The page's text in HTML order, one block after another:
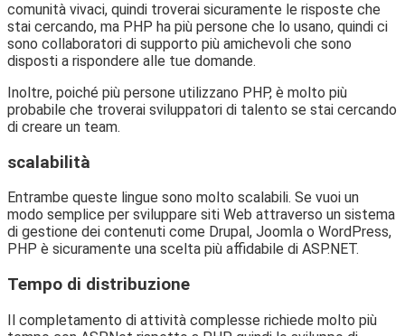
comunità vivaci, quindi troverai sicuramente le risposte che
stai cercando, ma PHP ha più persone che lo usano, quindi ci
sono collaboratori di supporto più amichevoli che sono
disposti a rispondere alle tue domande.
Inoltre, poiché più persone utilizzano PHP, è molto più
probabile che troverai sviluppatori di talento se stai cercando
di creare un team.
scalabilità
Entrambe queste lingue sono molto scalabili. Se vuoi un
modo semplice per sviluppare siti Web attraverso un sistema
di gestione dei contenuti come Drupal, Joomla o WordPress,
PHP è sicuramente una scelta più affidabile di ASP.NET.
Tempo di distribuzione
Il completamento di attività complesse richiede molto più